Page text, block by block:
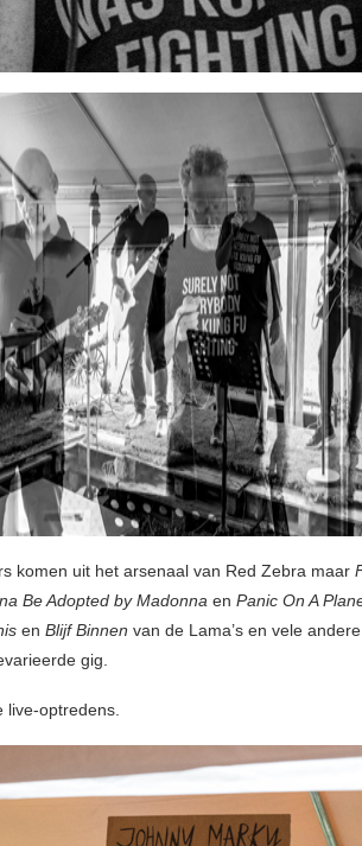
komen uit het arsenaal van Red Zebra maar
Be Adopted by Madonna en Panic On A
en Blijf Binnen van de Lama’s en vele
gig.
live-optredens.